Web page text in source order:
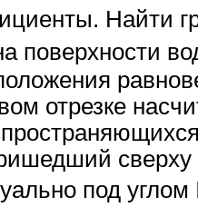
Найти
поверхности
отрезке
сверху
под